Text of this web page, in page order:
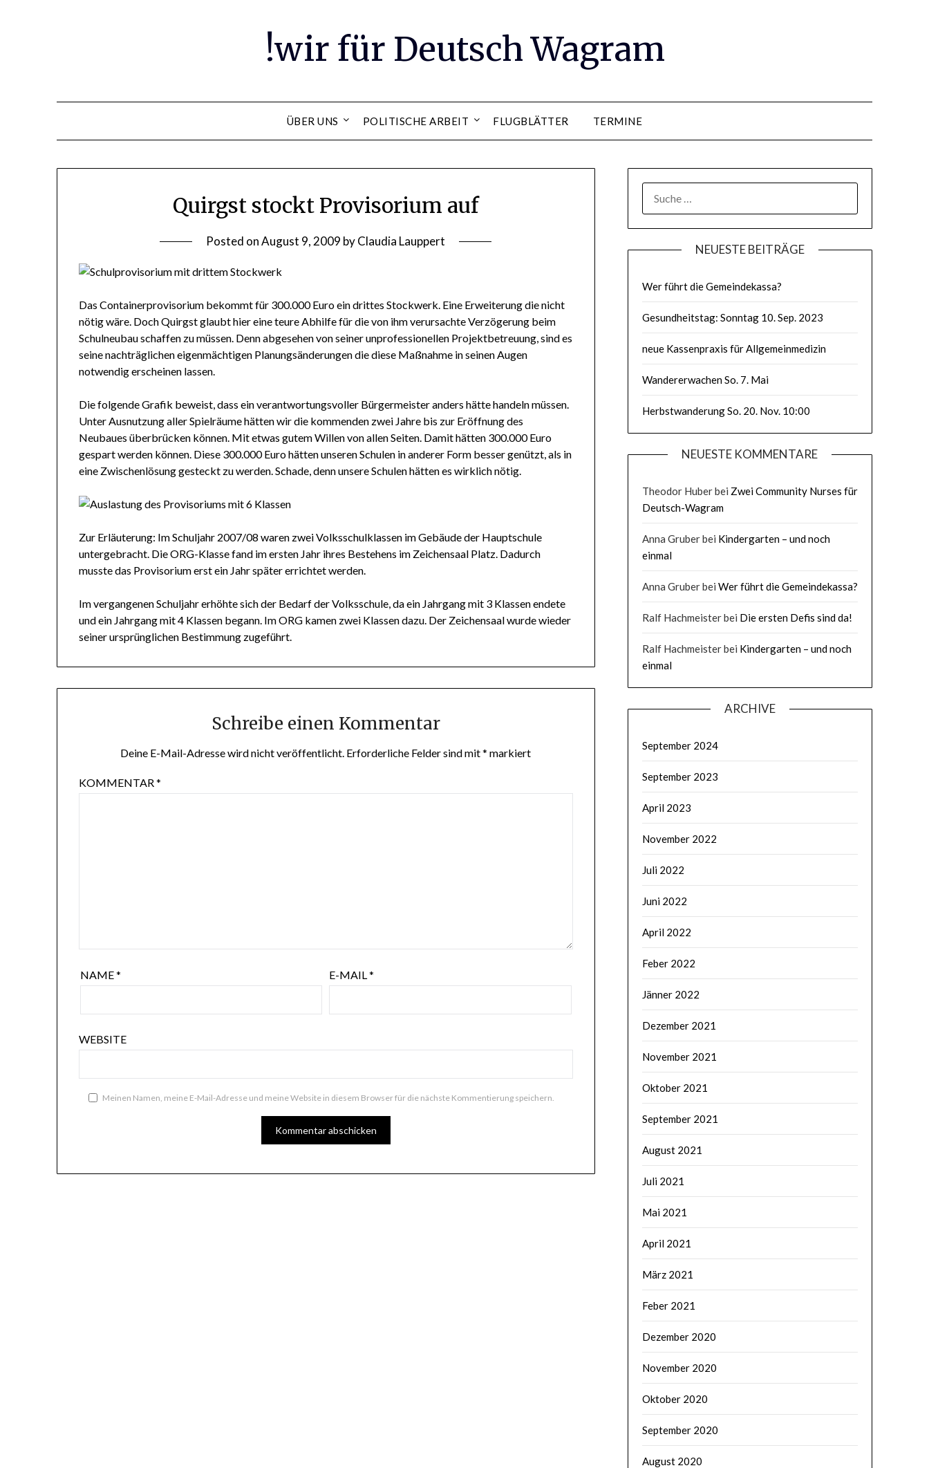
!wir für Deutsch Wagram
ÜBER UNS POLITISCHE ARBEIT FLUGBLÄTTER TERMINE
Quirgst stockt Provisorium auf
Posted onAugust 9, 2009 byClaudia Lauppert
Das Containerprovisorium bekommt für 300.000 Euro ein drittes Stockwerk. Eine Erweiterung die nicht
nötig wäre. Doch Quirgst glaubt hier eine teure Abhilfe für die von ihm verursachte Verzögerung beim
Schulneubau schaffen zu müssen. Denn abgesehen von seiner unprofessionellen Projektbetreuung, sind es
seine nachträglichen eigenmächtigen Planungsänderungen die diese Maßnahme in seinen Augen
notwendig erscheinen lassen.
Die folgende Grafik beweist, dass ein verantwortungsvoller Bürgermeister anders hätte handeln müssen.
Unter Ausnutzung aller Spielräume hätten wir die kommenden zwei Jahre bis zur Eröffnung des
Neubaues überbrücken können. Mit etwas gutem Willen von allen Seiten. Damit hätten 300.000 Euro
gespart werden können. Diese 300.000 Euro hätten unseren Schulen in anderer Form besser genützt, als in
eine Zwischenlösung gesteckt zu werden. Schade, denn unsere Schulen hätten es wirklich nötig.
Zur Erläuterung: Im Schuljahr 2007/08 waren zwei Volksschulklassen im Gebäude der Hauptschule
untergebracht. Die ORG-Klasse fand im ersten Jahr ihres Bestehens im Zeichensaal Platz. Dadurch
musste das Provisorium erst ein Jahr später errichtet werden.
Im vergangenen Schuljahr erhöhte sich der Bedarf der Volksschule, da ein Jahrgang mit 3 Klassen endete
und ein Jahrgang mit 4 Klassen begann. Im ORG kamen zwei Klassen dazu. Der Zeichensaal wurde wieder
seiner ursprünglichen Bestimmung zugeführt.
Schreibe einen Kommentar
Deine E-Mail-Adresse wird nicht veröffentlicht. Erforderliche Felder sind mit* markiert
KOMMENTAR*
NAME* E-MAIL*
WEBSITE
Meinen Namen, meine E-Mail-Adresse und meine Website in diesem Browser für die nächste Kommentierung speichern.
NACH:
NEUESTE BEITRÄGE
Wer führt die Gemeindekassa?
Gesundheitstag: Sonntag 10. Sep. 2023
neue Kassenpraxis für Allgemeinmedizin
Wandererwachen So. 7. Mai
Herbstwanderung So. 20. Nov. 10:00
NEUESTE KOMMENTARE
Theodor Huberbei Zwei Community Nurses für
Deutsch-Wagram
Anna Gruberbei Kindergarten – und noch
einmal
Anna Gruberbei Wer führt die Gemeindekassa?
Ralf Hachmeisterbei Die ersten Defis sind da!
Ralf Hachmeisterbei Kindergarten – und noch
einmal
ARCHIVE
September 2024
September 2023
April 2023
November 2022
Juli 2022
Juni 2022
April 2022
Feber 2022
Jänner 2022
Dezember 2021
November 2021
Oktober 2021
September 2021
August 2021
Juli 2021
Mai 2021
April 2021
März 2021
Feber 2021
Dezember 2020
November 2020
Oktober 2020
September 2020
August 2020